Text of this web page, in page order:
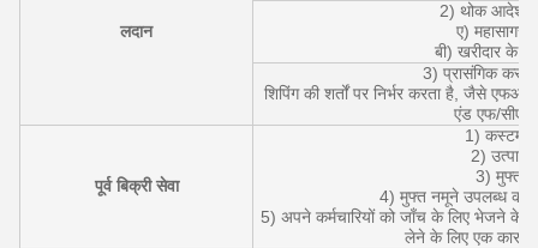
लदान
2) थोक आदेश के
ए) महासागर
बी) खरीदार के
3) प्रासंगिक कर
शिपिंग की शर्तों पर निर्भर करता है, जैसे
एंड एफ/
पूर्व बिक्री सेवा
1) कस्टम
2) उत्पाद
3) मुफ्त
4) मुफ्त नमूने उपलब्ध
5) अपने कर्मचारियों को जाँच के लिए भेजने के
लेने के लिए एक कार